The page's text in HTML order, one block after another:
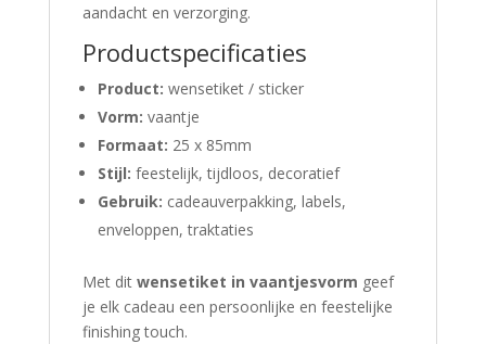
aandacht en verzorging.
Productspecificaties
Product: wensetiket / sticker
Vorm: vaantje
Formaat: 25 x 85mm
Stijl: feestelijk, tijdloos, decoratief
Gebruik: cadeauverpakking, labels,
enveloppen, traktaties
Met dit wensetiket in vaantjesvorm geef
je elk cadeau een persoonlijke en feestelijke
finishing touch.